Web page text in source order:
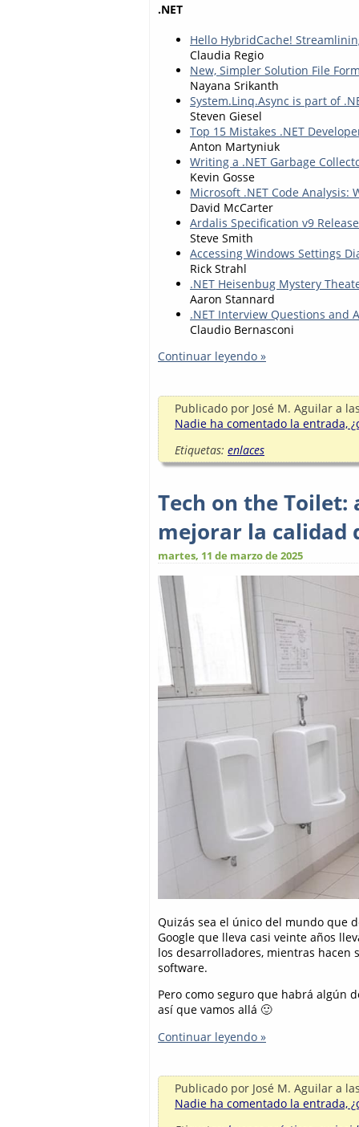
.NET
Hello HybridCache!
Claudia Regio
New, Simpler Solution File
Nayana Srikanth
System.Linq.Async is part of
Steven Giesel
Top 15 Mistakes .NET
Anton Martyniuk
Writing a .NET Garbage
Kevin Gosse
Microsoft .NET Code Analysis:
David McCarter
Ardalis Specification v9
Steve Smith
Accessing Windows Settings
Rick Strahl
.NET Heisenbug Mystery
Aaron Stannard
.NET Interview Questions and
Claudio Bernasconi
Continuar leyendo »
Publicado por José M. Aguilar a
Nadie ha comentado la entrada,
Etiquetas: enlaces
Tech on the
mejorar la calidad
martes, 11 de marzo de 2025
Quizás sea el único del mundo que
Google que lleva casi veinte años
los desarrolladores, mientras hacen
software.
Pero como seguro que habrá algún
así que vamos allá 🙂
Continuar leyendo »
Publicado por José M. Aguilar a
Nadie ha comentado la entrada,